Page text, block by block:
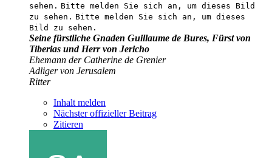
sehen. Bitte melden Sie sich an, um dieses Bild
zu sehen. Bitte melden Sie sich an, um dieses
Bild zu sehen.
Seine fürstliche Gnaden Guillaume de Bures, Fürst von
Tiberias und Herr von Jericho
Ehemann der Catherine de Grenier
Adliger von Jerusalem
Ritter
Inhalt melden
Nächster offizieller Beitrag
Zitieren